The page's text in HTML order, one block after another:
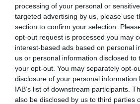
processing of your personal or
targeted advertising by us, please use
section to confirm your selection.
opt-out request is processed you may
interest-based ads based on personal
us or personal information disclosed to
your opt-out. You may separately opt-
disclosure of your personal information
IAB’s list of downstream participants.
also be disclosed by us to third parties